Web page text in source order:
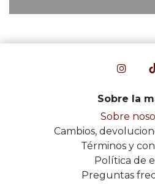
Sobre la
Sobre
Cambios,
Términos y
Política de
Preguntas